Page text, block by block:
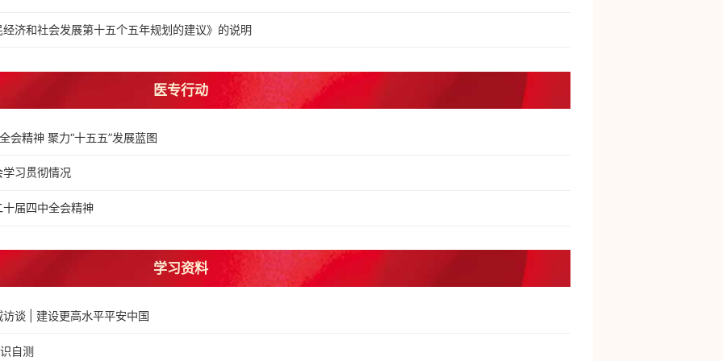
济和社会发展第十五个五年规划的建议》的说明
医专行动
会精神 聚力“十五五”发展蓝图
习贯彻情况
届四中全会精神
学习资料
谈 | 建设更高水平平安中国
自测